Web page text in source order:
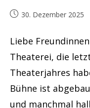
Beitrag30. Dezember 2025
Liebe
Theaterei, die
Theaterjahres
Bühne ist
und manchmal